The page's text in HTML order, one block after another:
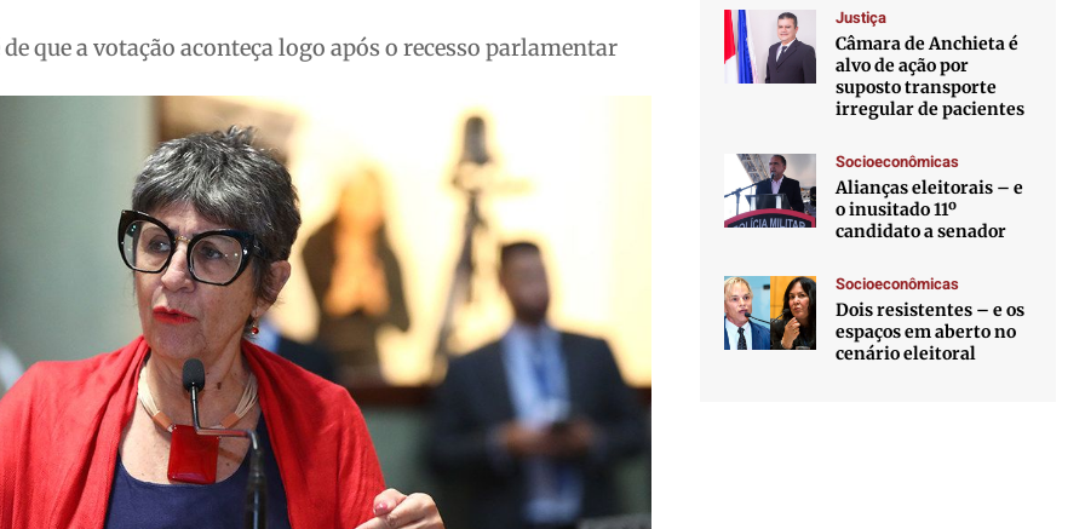
que a votação aconteça logo após o recesso parlamentar
Justiça
Câmara de Anchieta é
alvo de ação por
suposto transporte
irregular de pacientes
Socioeconômicas
Alianças eleitorais – e
o inusitado 11º
candidato a senador
Socioeconômicas
Dois resistentes – e os
espaços em aberto no
cenário eleitoral